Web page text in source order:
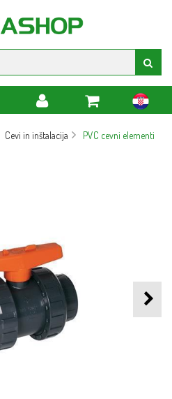
hr
Cevi in inštalacija PVC cevni elementi